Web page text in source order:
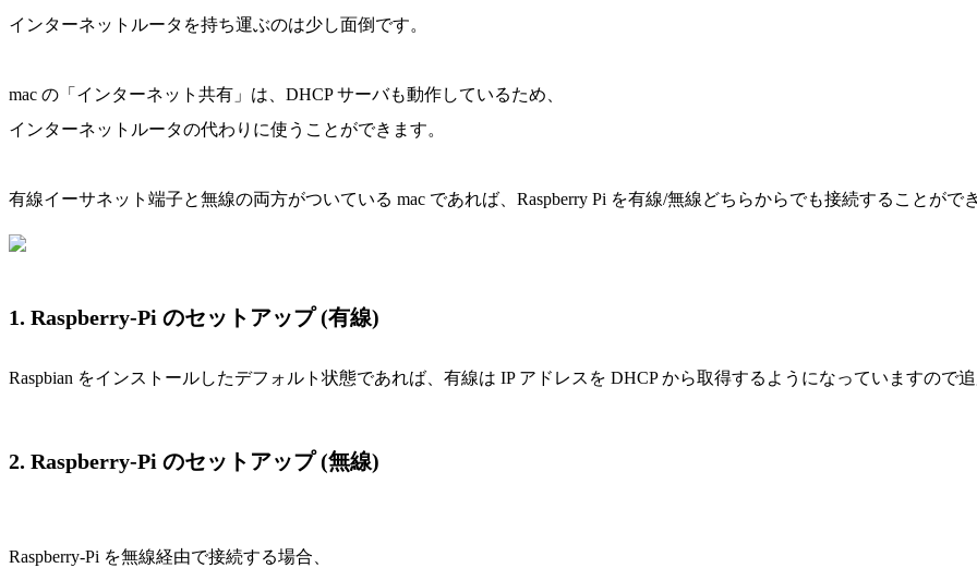
インターネットルータを持ち運ぶのは少し面倒です。
mac の「インターネット共有」は、DHCP サーバも動作しているため、
インターネットルータの代わりに使うことができます。
有線イーサネット端子と無線の両方がついている mac であれば、Raspberry Pi を有線/無線どちらからでも接続することがで
1. Raspberry-Pi のセットアップ (有線)
Raspbian をインストールしたデフォルト状態であれば、有線は IP アドレスを DHCP から取得するようになっていますので
2. Raspberry-Pi のセットアップ (無線)
Raspberry-Pi を無線経由で接続する場合、